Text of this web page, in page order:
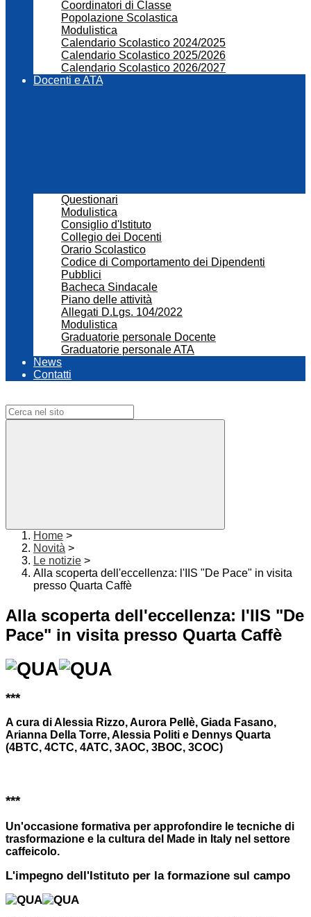
Coordinatori di Classe
Popolazione Scolastica
Modulistica
Calendario Scolastico 2024/2025
Calendario Scolastico 2025/2026
Calendario Scolastico 2026/2027
Docenti e ATA
Questionari
Modulistica
Consiglio d'Istituto
Collegio dei Docenti
Orario Scolastico
Codice di Comportamento dei Dipendenti
Pubblici
Bacheca Sindacale
Piano delle attività
Allegati D.Lgs. 104/2022
Modulistica
Graduatorie personale Docente
Graduatorie personale ATA
News
Contatti
Home >
Novità >
Le notizie >
Alla scoperta dell'eccellenza: l'IIS "De Pace" in visita
presso Quarta Caffè
Alla scoperta dell'eccellenza: l'IIS "De
Pace" in visita presso Quarta Caffè
***
A cura di Alessia Rizzo, Aurora Pellè, Giada Fasano,
Arianna Della Torre, Alessia Politi e Dennys Quarta
(4BTC, 4CTC, 4ATC, 3AOC, 3BOC, 3COC)
***
Un'occasione formativa per approfondire le tecniche di
trasformazione e la cultura del Made in Italy nel settore
caffeicolo.
L'impegno dell'Istituto per la formazione sul campo